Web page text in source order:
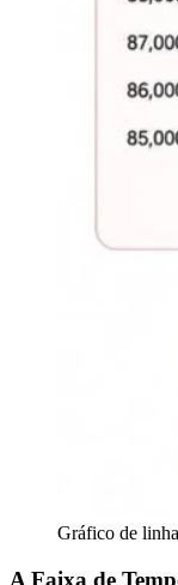
Gráfico de
A Faixa de